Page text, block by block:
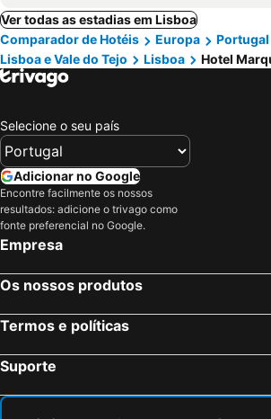
Ver todas as estadias em Lisboa
Comparador de Hotéis
Europa
Portugal
Lisboa e Vale do Tejo
Lisboa Hotel
Selecione o seu país
Adicionar no Google
Encontre facilmente os nossos
resultados: adicione o trivago como
fonte preferencial no Google.
Empresa
Os nossos produtos
Termos e políticas
Suporte